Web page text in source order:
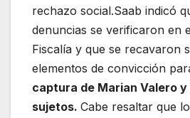
rechazo social.Saab indicó
denuncias se verificaron en
Fiscalía y que se recavaron
elementos de convicción
captura de Marian Valero y
sujetos. Cabe resaltar que